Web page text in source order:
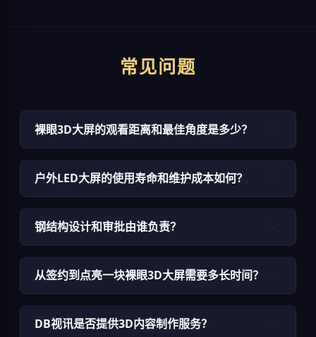
常见问题
裸眼3D大屏的观看距离和最佳角度是多少？
户外LED大屏的使用寿命和维护成本如何？
钢结构设计和审批由谁负责？
从签约到点亮一块裸眼3D大屏需要多长时间？
DB视讯是否提供3D内容制作服务？